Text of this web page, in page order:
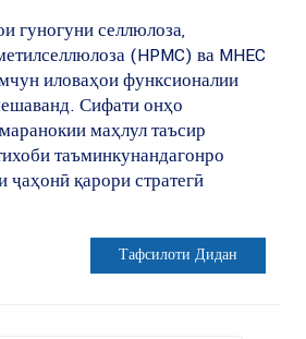
гуногуни селлюлоза,
(HPMC) ва MHEC
иловаҳои функсионалии
Сифати онҳо
маҳлул таъсир
таъминкунандагонро
ҷаҳонӣ қарори стратегӣ
Тафсилоти Дидан